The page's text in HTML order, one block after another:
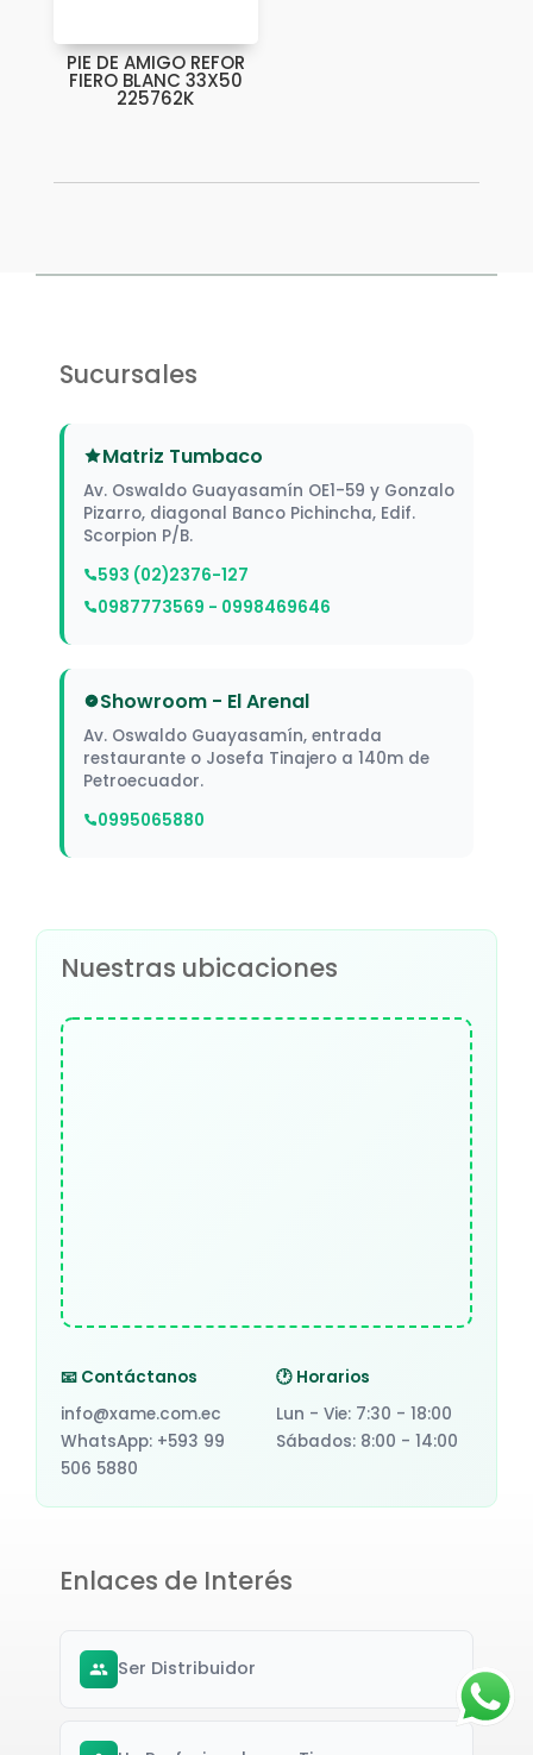
PIE DE AMIGO REFOR
FIERO BLANC 33X50
225762K
Sucursales
Matriz Tumbaco
Av. Oswaldo Guayasamín OE1-59 y Gonzalo
Pizarro, diagonal Banco Pichincha, Edif.
Scorpion P/B.
593 (02)2376-127
0987773569 - 0998469646
Showroom - El Arenal
Av. Oswaldo Guayasamín, entrada
restaurante o Josefa Tinajero a 140m de
Petroecuador.
0995065880
Nuestras ubicaciones
📧 Contáctanos
info@xame.com.ec
WhatsApp: +593 99
506 5880
🕐 Horarios
Lun - Vie: 7:30 - 18:00
Sábados: 8:00 - 14:00
Enlaces de Interés
Ser Distribuidor